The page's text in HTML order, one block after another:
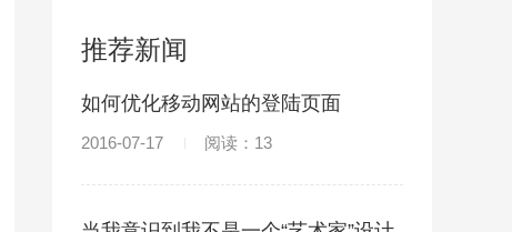
推荐新闻
如何优化移动网站的登陆页面
2016-07-17 阅读：13